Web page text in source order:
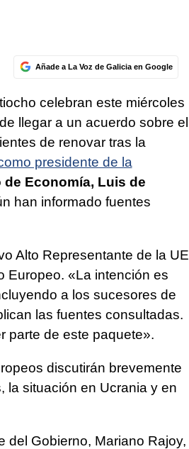
Añade a La Voz de Galicia en Google
celebran este miércoles
llegar a un acuerdo sobre el
de renovar tras la
presidente de la
Economía, Luis de
han informado fuentes
Alto Representante de la UE
Europeo. «La intención es
a los sucesores de
las fuentes consultadas.
parte de este paquete».
discutirán brevemente
la situación en Ucrania y en
del Gobierno, Mariano Rajoy,